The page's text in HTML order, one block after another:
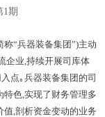
称“兵器装备集团”)主动
企业,持续开展司库体
点｡兵器装备集团的司
色,实现了财务管理多
,剖析资金变动的业务
1期